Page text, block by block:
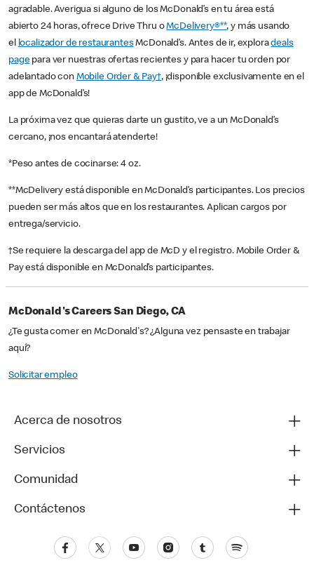
agradable. Averigua si alguno de los McDonald’s en tu área está
abierto 24 horas, ofrece Drive Thru oMcDelivery®**, y más usando
el localizador de restaurantesMcDonald’s. Antes de ir, exploradeals
pagepara ver nuestras ofertas recientes y para hacer tu orden por
adelantado con Mobile Order & Pay†, ¡disponible exclusivamente en el
app de McDonald’s!
La próxima vez que quieras darte un gustito, ve a un McDonald’s
cercano, ¡nos encantará atenderte!
*Peso antes de cocinarse: 4 oz.
**McDelivery está disponible en McDonald’s participantes. Los precios
pueden ser más altos que en los restaurantes. Aplican cargos por
entrega/servicio.
†Se requiere la descarga del app de McD y el registro. Mobile Order &
Pay está disponible en McDonald’s participantes.
McDonald's Careers San Diego, CA
¿Te gusta comer en McDonald's? ¿Alguna vez pensaste en trabajar
aquí?
Solicitar empleo
Acerca de nosotros
Servicios
Comunidad
Contáctenos